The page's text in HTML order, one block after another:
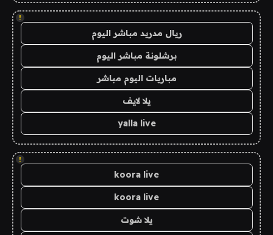
!
ريال مدريد مباشر اليوم
برشلونة مباشر اليوم
مباريات اليوم مباشر
يلا لايف
yalla live
!
koora live
koora live
يلا شوت